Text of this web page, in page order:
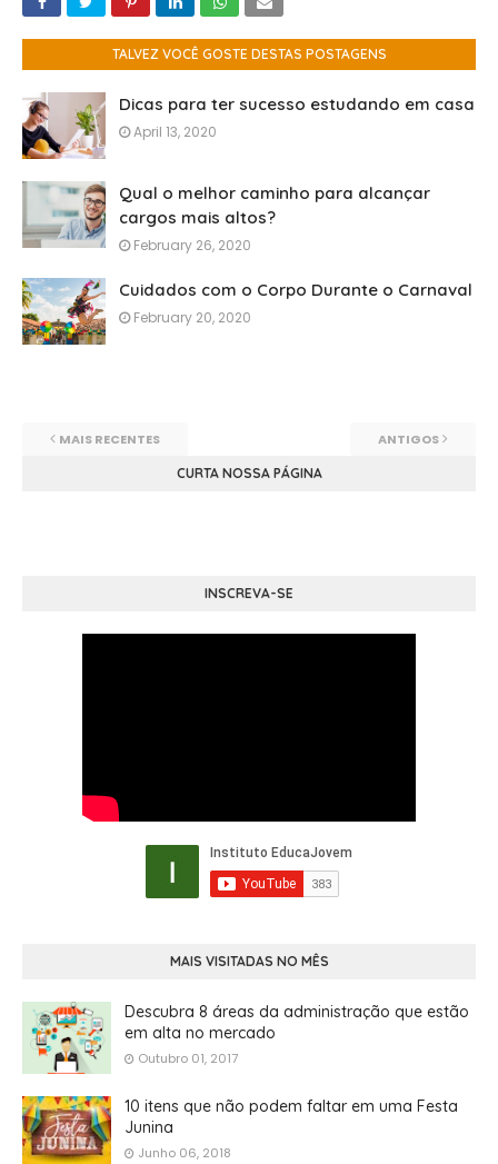
TALVEZ VOCÊ GOSTE DESTAS POSTAGENS
Dicas para ter sucesso estudando em casa
April 13, 2020
Qual o melhor caminho para alcançar
cargos mais altos?
February 26, 2020
Cuidados com o Corpo Durante o Carnaval
February 20, 2020
MAIS RECENTES ANTIGOS
CURTA NOSSA PÁGINA
INSCREVA-SE
MAIS VISITADAS NO MÊS
Descubra 8 áreas da administração que estão
em alta no mercado
Outubro 01, 2017
10 itens que não podem faltar em uma Festa
Junina
Junho 06, 2018